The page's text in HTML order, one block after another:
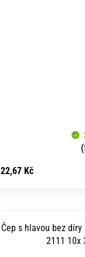
22,67 Kč
Čep s hlavou bez